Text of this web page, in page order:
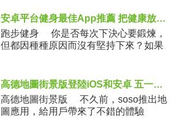
安卓平台健身最佳App推薦 把健康放在首位
跑步健身 你是否每次下決心要鍛煉，
但都因種種原因而沒有堅持下來？如果
高德地圖街景版登陸iOS和安卓 五一出行不再煩
高德地圖街景版 不久前，soso推出地
圖應用，給用戶帶來了不錯的體驗